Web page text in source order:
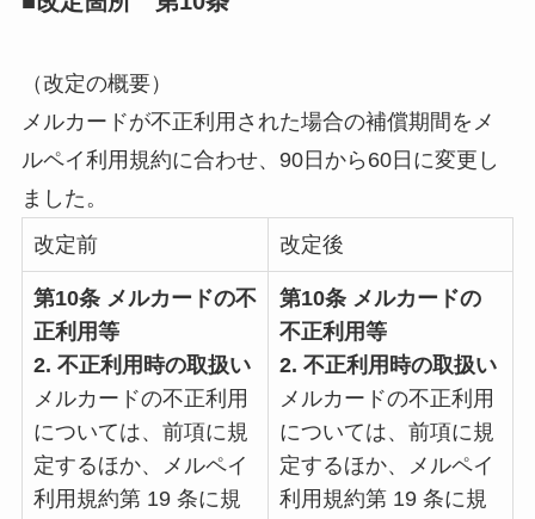
（改定の概要）
メルカードが不正利用された場合の補償期間をメ
ルペイ利用規約に合わせ、90日から60日に変更し
ました。
改定前
改定後
第10条 メルカードの不
正利用等
2. 不正利用時の取扱い
メルカードの不正利用
については、前項に規
定するほか、メルペイ
利用規約第 19 条に規
第10条 メルカードの
不正利用等
2. 不正利用時の取扱い
メルカードの不正利用
については、前項に規
定するほか、メルペイ
利用規約第 19 条に規